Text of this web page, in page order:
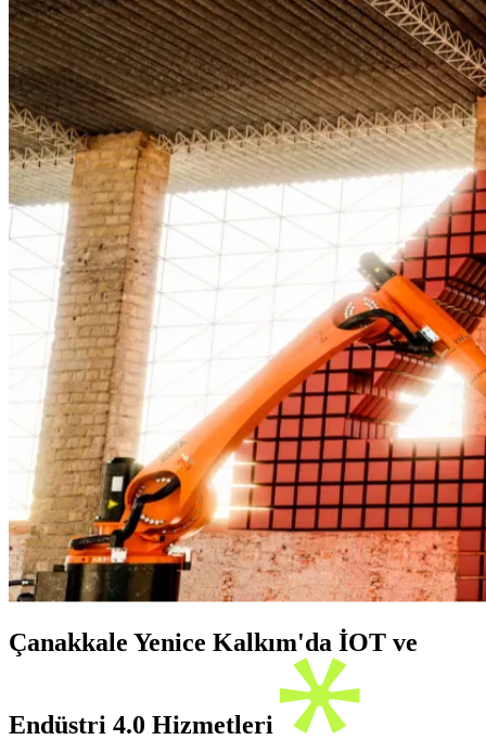
Çanakkale Yenice Kalkım'da İOT ve
Endüstri 4.0 Hizmetleri